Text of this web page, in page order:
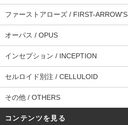
ファーストアローズ / FIRST-ARROW'S
オーパス / OPUS
インセプション / INCEPTION
セルロイド別注 / CELLULOID
その他 / OTHERS
コンテンツを見る